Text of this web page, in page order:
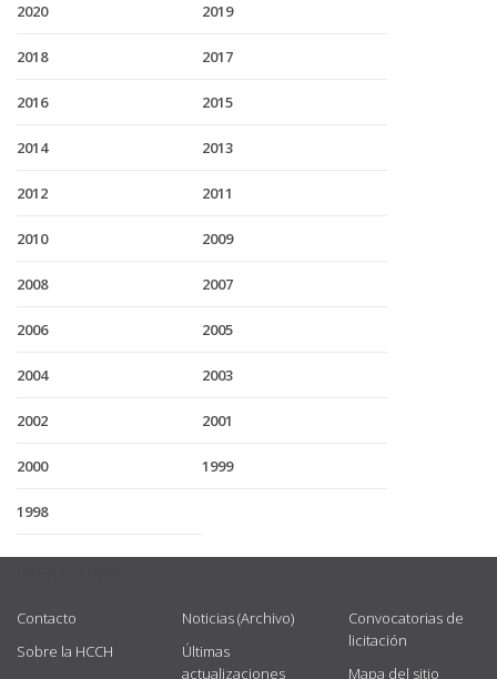
2020 2019
2018 2017
2016 2015
2014 2013
2012 2011
2010 2009
2008 2007
2006 2005
2004 2003
2002 2001
2000 1999
1998
Contacto
Sobre la HCCH
Noticias (Archivo)
Últimas
actualizaciones
Convocatorias de
licitación
Mapa del sitio